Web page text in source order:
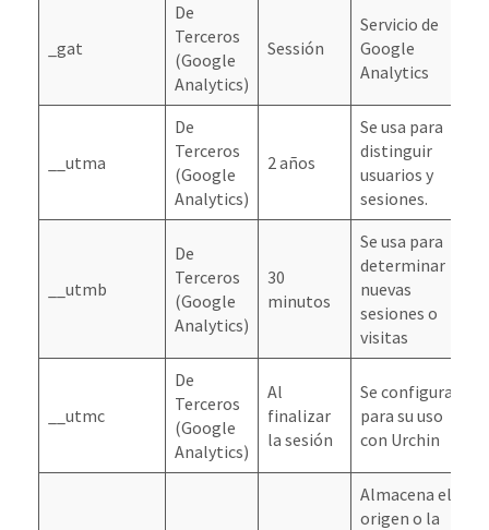
_gat
De
Terceros
(Google
Analytics)
Sessión
Servicio de
Google
Analytics
__utma
De
Terceros
(Google
Analytics)
2 años
Se usa para
distinguir
usuarios y
sesiones.
__utmb
De
Terceros
(Google
Analytics)
30
minutos
Se usa para
determinar
nuevas
sesiones o
visitas
__utmc
De
Terceros
(Google
Analytics)
Al
finalizar
la sesión
Se configura
para su uso
con Urchin
Almacena el
origen o la